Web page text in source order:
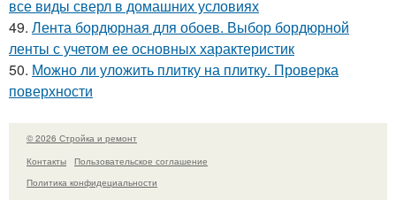
все виды сверл в домашних условиях
49. Лента бордюрная для обоев. Выбор бордюрной
ленты с учетом ее основных характеристик
50. Можно ли уложить плитку на плитку. Проверка
поверхности
© 2026 Стройка и ремонт
Контакты
Пользовательское соглашение
Политика конфидециальности